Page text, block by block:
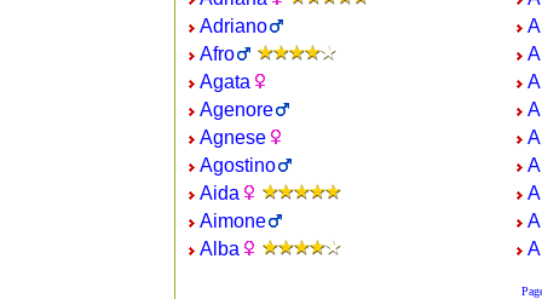
Adriano
Afro
Agata
Agenore
Agnese
Agostino
Aida
Aimone
Alba